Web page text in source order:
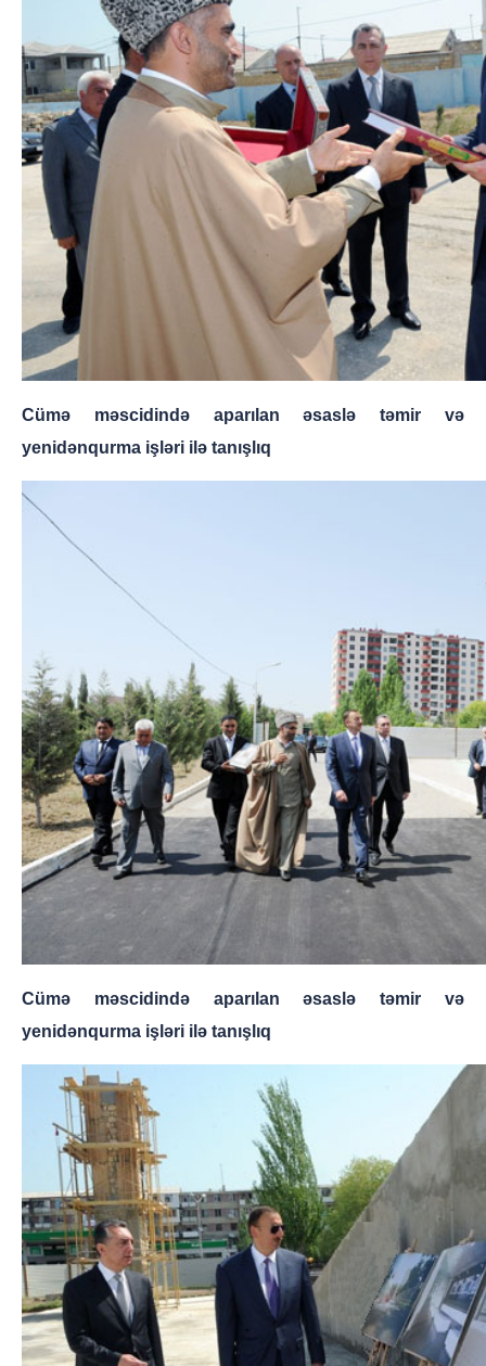
Cümə məscidində aparılan əsaslə təmir və
yenidənqurma işləri ilə tanışlıq
Cümə məscidində aparılan əsaslə təmir və
yenidənqurma işləri ilə tanışlıq